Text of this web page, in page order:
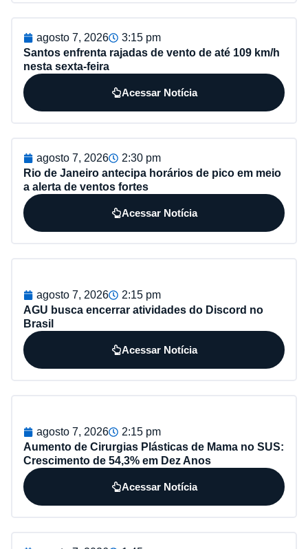
agosto 7, 2026
3:15 pm
Santos enfrenta rajadas de vento de até 109 km/h
nesta sexta-feira
Acessar Notícia
agosto 7, 2026
2:30 pm
Rio de Janeiro antecipa horários de pico em meio
a alerta de ventos fortes
Acessar Notícia
agosto 7, 2026
2:15 pm
AGU busca encerrar atividades do Discord no
Brasil
Acessar Notícia
agosto 7, 2026
2:15 pm
Aumento de Cirurgias Plásticas de Mama no SUS:
Crescimento de 54,3% em Dez Anos
Acessar Notícia